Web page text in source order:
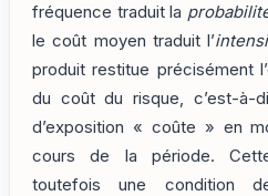
fréquence traduit la
le coût moyen traduit l’
produit restitue précisément
du coût du risque, c’est-à-
d’exposition « coûte » en
cours de la période.
toutefois une condition